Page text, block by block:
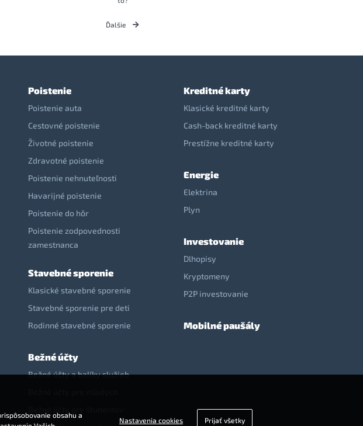
Ďalšie
Poistenie
Poistenie auta
Cestovné poistenie
Životné poistenie
Zdravotné poistenie
Poistenie nehnuteľnosti
Havarijné poistenie
Poistenie do hôr
Poistenie zodpovednosti
zamestnanca
Stavebné sporenie
Klasické stavebné sporenie
Stavebné sporenie pre deti
Rodinné stavebné sporenie
Bežné účty
Bežné účty a balíky služieb
Kreditné karty
Klasické kreditné karty
Cash-back kreditné karty
Prestížne kreditné karty
Energie
Elektrina
Plyn
Investovanie
Dlhopisy
Kryptomeny
P2P investovanie
Mobilné paušály
obsahu a
Nastavenia cookies Prijať všetky